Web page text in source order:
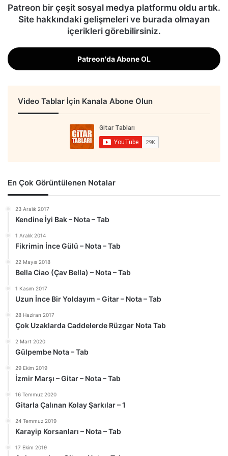
Patreon bir çeşit sosyal medya platformu oldu artık.
Site hakkındaki gelişmeleri ve burada olmayan
içerikleri görebilirsiniz.
Patreon'da Abone OL
Video Tablar İçin Kanala Abone Olun
En Çok Görüntülenen Notalar
23 Aralık 2017
Kendine İyi Bak – Nota – Tab
1 Aralık 2014
Fikrimin İnce Gülü – Nota – Tab
22 Mayıs 2018
Bella Ciao (Çav Bella) – Nota – Tab
1 Kasım 2017
Uzun İnce Bir Yoldayım – Gitar – Nota – Tab
28 Haziran 2017
Çok Uzaklarda Caddelerde Rüzgar Nota Tab
2 Mart 2020
Gülpembe Nota – Tab
29 Ekim 2019
İzmir Marşı – Gitar – Nota – Tab
16 Temmuz 2020
Gitarla Çalınan Kolay Şarkılar – 1
24 Temmuz 2019
Karayip Korsanları – Nota – Tab
17 Ekim 2019